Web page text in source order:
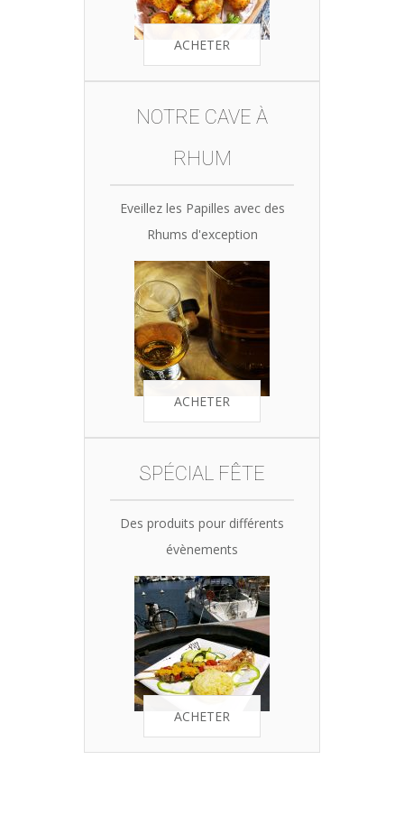
ACHETER
NOTRE CAVE À
RHUM
Eveillez les Papilles avec des
Rhums d'exception
ACHETER
SPÉCIAL FÊTE
Des produits pour différents
évènements
ACHETER